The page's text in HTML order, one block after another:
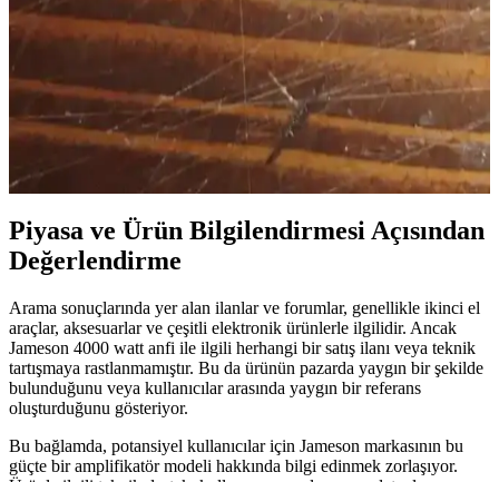
Dremel ile Yapılan PCB Audio Güç
Amplifikatöründe Stabilite ve Performans
İyileştirmeleri
Dremel kullanılarak yapılan PCB audio güç amplifikatöründe
stabiliteyi artırmak için bypass kondansatörleri, düşük geçiren filtre
ve geri besleme ağı eklenmiştir. Performans ve ses kalitesi
Piyasa ve Ürün Bilgilendirmesi Açısından
Değerlendirme
Arama sonuçlarında yer alan ilanlar ve forumlar, genellikle ikinci el
araçlar, aksesuarlar ve çeşitli elektronik ürünlerle ilgilidir. Ancak
Jameson 4000 watt anfi ile ilgili herhangi bir satış ilanı veya teknik
tartışmaya rastlanmamıştır. Bu da ürünün pazarda yaygın bir şekilde
bulunduğunu veya kullanıcılar arasında yaygın bir referans
oluşturduğunu gösteriyor.
Bu bağlamda, potansiyel kullanıcılar için Jameson markasının bu
güçte bir amplifikatör modeli hakkında bilgi edinmek zorlaşıyor.